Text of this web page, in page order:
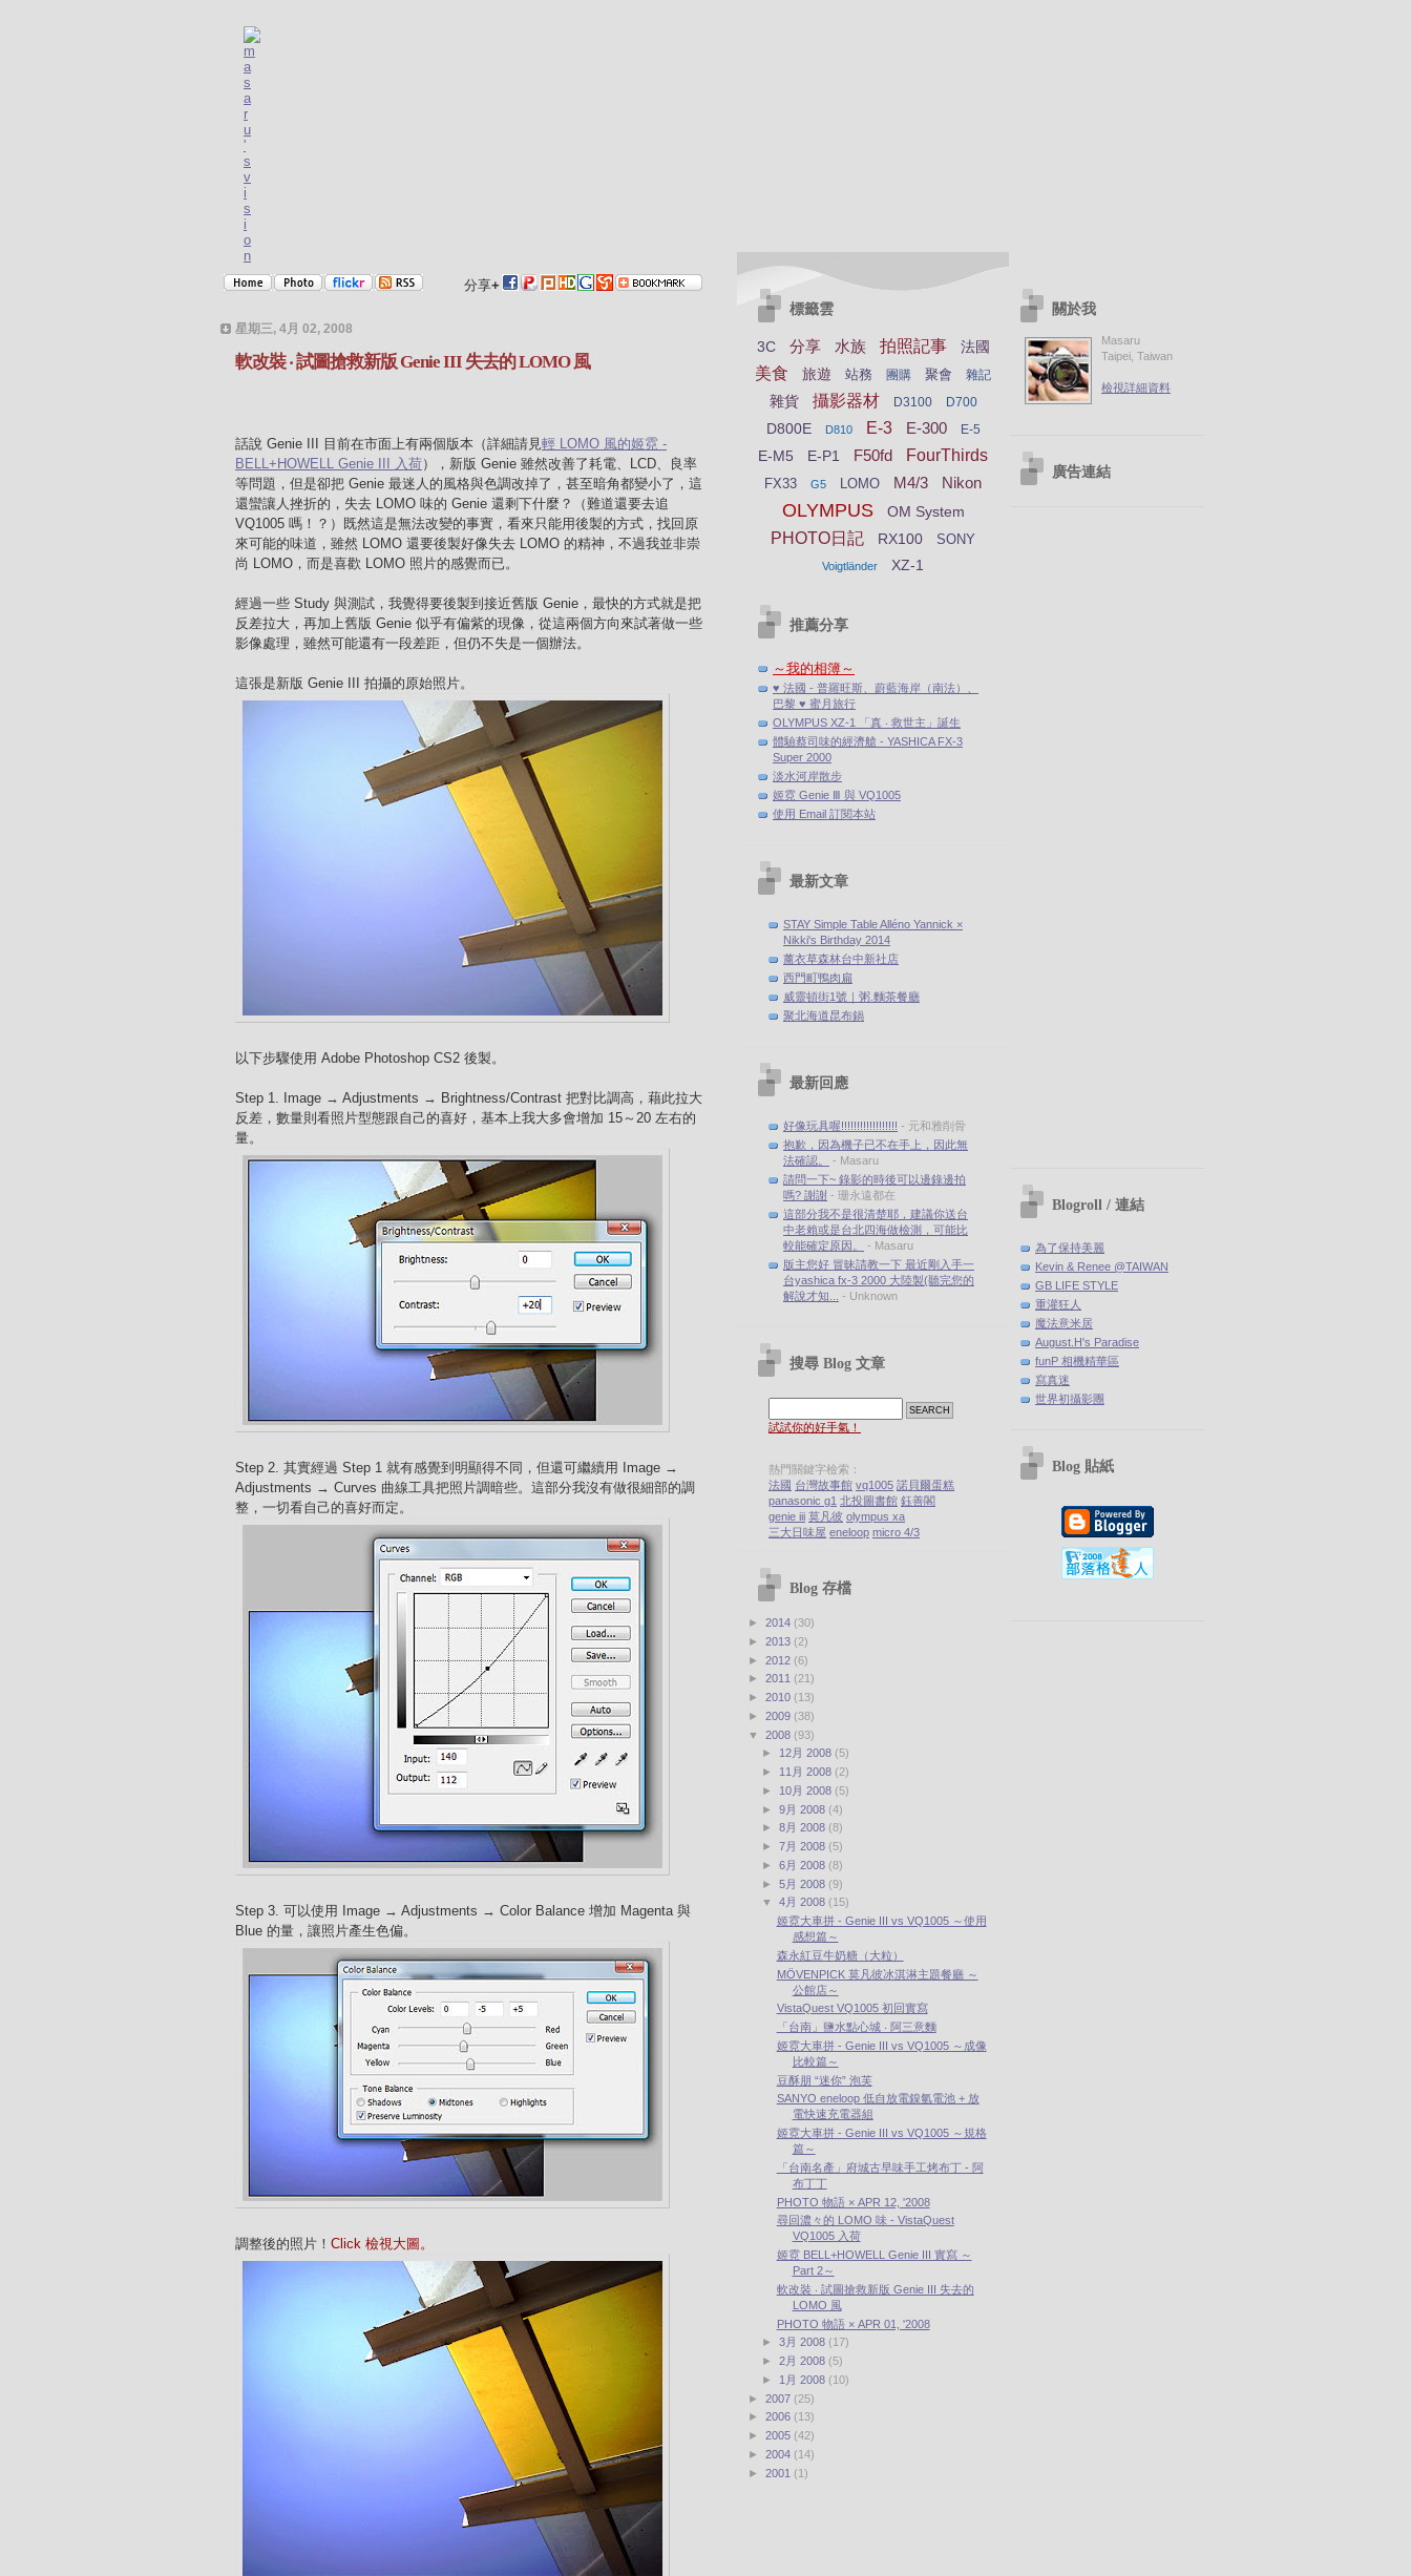
分享+
星期三, 4月 02, 2008
軟改裝 ‧ 試圖搶救新版 Genie III 失去的 LOMO 風
話說 Genie III 目前在市面上有兩個版本（詳細請見 輕 LOMO 風的姬霓 -
BELL+HOWELL Genie III 入荷），新版 Genie 雖然改善了耗電、LCD、良率
等問題，但是卻把 Genie 最迷人的風格與色調改掉了，甚至暗角都變小了，這
還蠻讓人挫折的，失去 LOMO 味的 Genie 還剩下什麼？（難道還要去追
VQ1005 嗎！？）既然這是無法改變的事實，看來只能用後製的方式，找回原
來可能的味道，雖然 LOMO 還要後製好像失去 LOMO 的精神，不過我並非崇
尚 LOMO，而是喜歡 LOMO 照片的感覺而已。
經過一些 Study 與測試，我覺得要後製到接近舊版 Genie，最快的方式就是把
反差拉大，再加上舊版 Genie 似乎有偏紫的現像，從這兩個方向來試著做一些
影像處理，雖然可能還有一段差距，但仍不失是一個辦法。
這張是新版 Genie III 拍攝的原始照片。
以下步驟使用 Adobe Photoshop CS2 後製。
Step 1. Image → Adjustments → Brightness/Contrast 把對比調高，藉此拉大
反差，數量則看照片型態跟自己的喜好，基本上我大多會增加 15～20 左右的
量。
Step 2. 其實經過 Step 1 就有感覺到明顯得不同，但還可繼續用 Image →
Adjustments → Curves 曲線工具把照片調暗些。這部分我沒有做很細部的調
整，一切看自己的喜好而定。
Step 3. 可以使用 Image → Adjustments → Color Balance 增加 Magenta 與
Blue 的量，讓照片產生色偏。
調整後的照片！ Click 檢視大圖。
標籤雲
3C 分享 水族 拍照記事 法國
美食 旅遊 站務 團購 聚會 雜記
雜貨 攝影器材 D3100 D700
D800E D810 E-3 E-300 E-5
E-M5 E-P1 F50fd FourThirds
FX33 G5 LOMO M4/3 Nikon
OLYMPUS OM System
PHOTO日記 RX100 SONY
Voigtländer XZ-1
推薦分享
～我的相簿～
♥ 法國 - 普羅旺斯、蔚藍海岸（南法）、
巴黎 ♥ 蜜月旅行
OLYMPUS XZ-1 「真 ‧ 救世主」誕生
體驗蔡司味的經濟艙 - YASHICA FX-3
Super 2000
淡水河岸散步
姬霓 Genie Ⅲ 與 VQ1005
使用 Email 訂閱本站
最新文章
STAY Simple Table Alléno Yannick ×
Nikki's Birthday 2014
薰衣草森林台中新社店
西門町鴨肉扁
威靈頓街1號｜粥.麵茶餐廳
聚北海道昆布鍋
最新回應
好像玩具喔!!!!!!!!!!!!!!!!!! - 元和雅削骨
抱歉，因為機子已不在手上，因此無
法確認。
- Masaru
請問一下~ 錄影的時後可以邊錄邊拍
嗎? 謝謝 - 珊永遠都在
這部分我不是很清楚耶，建議你送台
中老賴或是台北四海做檢測，可能比
較能確定原因。
- Masaru
版主您好 冒昧請教一下 最近剛入手一
台yashica fx-3 2000 大陸製(聽完您的
解說才知...
- Unknown
搜尋 Blog 文章
試試你的好手氣！
熱門關鍵字檢索：
法國 台灣故事館 vq1005 諾貝爾蛋糕
panasonic g1 北投圖書館 鈺善閣
genie iii 莫凡彼 olympus xa
三大日味屋 eneloop micro 4/3
Blog 存檔
► 2014 (30)
► 2013 (2)
► 2012 (6)
► 2011 (21)
► 2010 (13)
► 2009 (38)
▼ 2008 (93)
► 12月 2008 (5)
► 11月 2008 (2)
► 10月 2008 (5)
►9月 2008 (4)
►8月 2008 (8)
►7月 2008 (5)
►6月 2008 (8)
►5月 2008 (9)
▼4月 2008 (15)
姬霓大車拼 - Genie III vs VQ1005 ～使用
感想篇～
森永紅豆牛奶糖（大粒）
MÖVENPICK 莫凡彼冰淇淋主題餐廳 ～
公館店～
VistaQuest VQ1005 初回實寫
「台南」鹽水點心城 ‧ 阿三意麵
姬霓大車拼 - Genie III vs VQ1005 ～成像
比較篇～
豆酥朋 “迷你” 泡芙
SANYO eneloop 低自放電鎳氫電池 + 放
電快速充電器組
姬霓大車拼 - Genie III vs VQ1005 ～規格
篇～
「台南名產」府城古早味手工烤布丁 - 阿
布丁丁
PHOTO 物語 × APR 12, '2008
尋回濃々的 LOMO 味 - VistaQuest
VQ1005 入荷
姬霓 BELL+HOWELL Genie III 實寫 ～
Part 2～
軟改裝 ‧ 試圖搶救新版 Genie III 失去的
LOMO 風
PHOTO 物語 × APR 01, '2008
►3月 2008 (17)
►2月 2008 (5)
► 1月 2008 (10)
► 2007 (25)
► 2006 (13)
► 2005 (42)
► 2004 (14)
► 2001 (1)
關於我
Masaru
Taipei, Taiwan
檢視詳細資料
廣告連結
Blogroll / 連結
為了保持美麗
Kevin & Renee @TAIWAN
GB LIFE STYLE
重灌狂人
魔法意米居
August.H's Paradise
funP 相機精華區
寫真迷
世界初攝影團
Blog 貼紙